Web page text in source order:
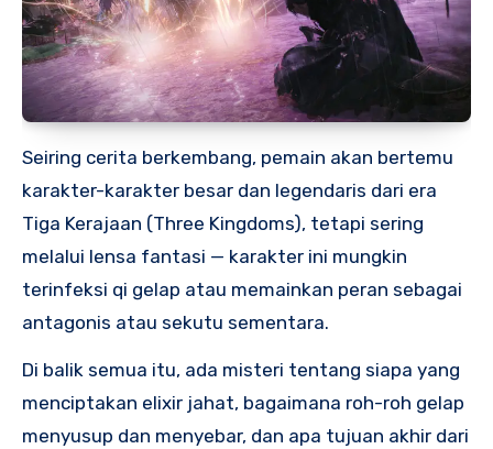
Seiring cerita berkembang, pemain akan bertemu
karakter-karakter besar dan legendaris dari era
Tiga Kerajaan (Three Kingdoms), tetapi sering
melalui lensa fantasi — karakter ini mungkin
terinfeksi qi gelap atau memainkan peran sebagai
antagonis atau sekutu sementara.
Di balik semua itu, ada misteri tentang siapa yang
menciptakan elixir jahat, bagaimana roh-roh gelap
menyusup dan menyebar, dan apa tujuan akhir dari